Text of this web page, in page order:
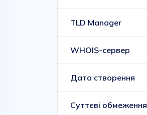
TLD Manager
WHOIS-сервер
Дата створення
Суттєві обмеження